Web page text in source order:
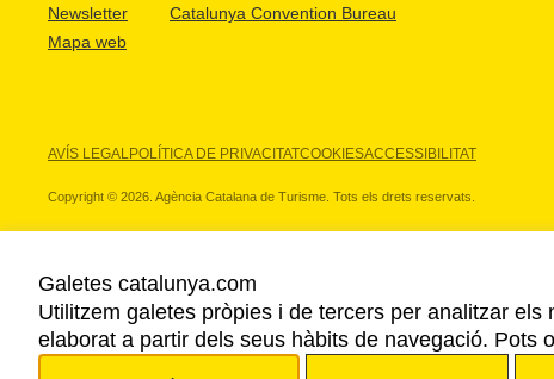
Newsletter
Mapa web
Catalunya Convention Bureau
AVÍS LEGALPOLÍTICA DE PRIVACITATCOOKIESACCESSIBILITAT
Copyright © 2026. Agència Catalana de Turisme. Tots els drets reservats.
ELS NOSTRES PARTNERS
Galetes catalunya.com
Utilitzem galetes pròpies i de tercers per analitzar
elaborat a partir dels seus hàbits de navegació. Pots